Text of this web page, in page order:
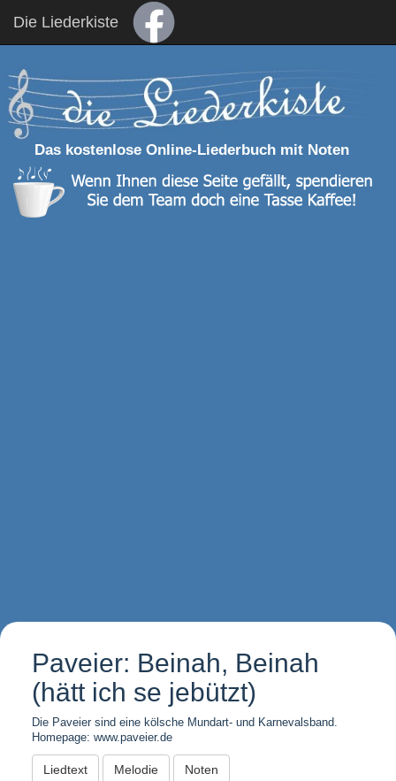
Die Liederkiste
Das kostenlose Online-Liederbuch mit Noten
Paveier: Beinah, Beinah
(hätt ich se jebützt)
Die Paveier sind eine kölsche Mundart- und Karnevalsband.
Homepage: www.paveier.de
Liedtext Melodie Noten